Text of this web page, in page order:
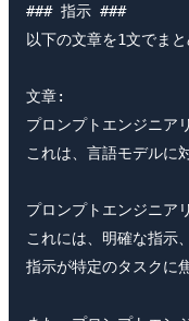
### 指示 ###
以下の文章を1文でま
文章:
プロンプトエンジニア
これは、言語モデルに
プロンプトエンジニア
これには、明確な指示
指示が特定のタスクに